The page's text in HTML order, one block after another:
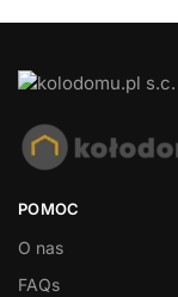
POMOC
O nas
FAQs